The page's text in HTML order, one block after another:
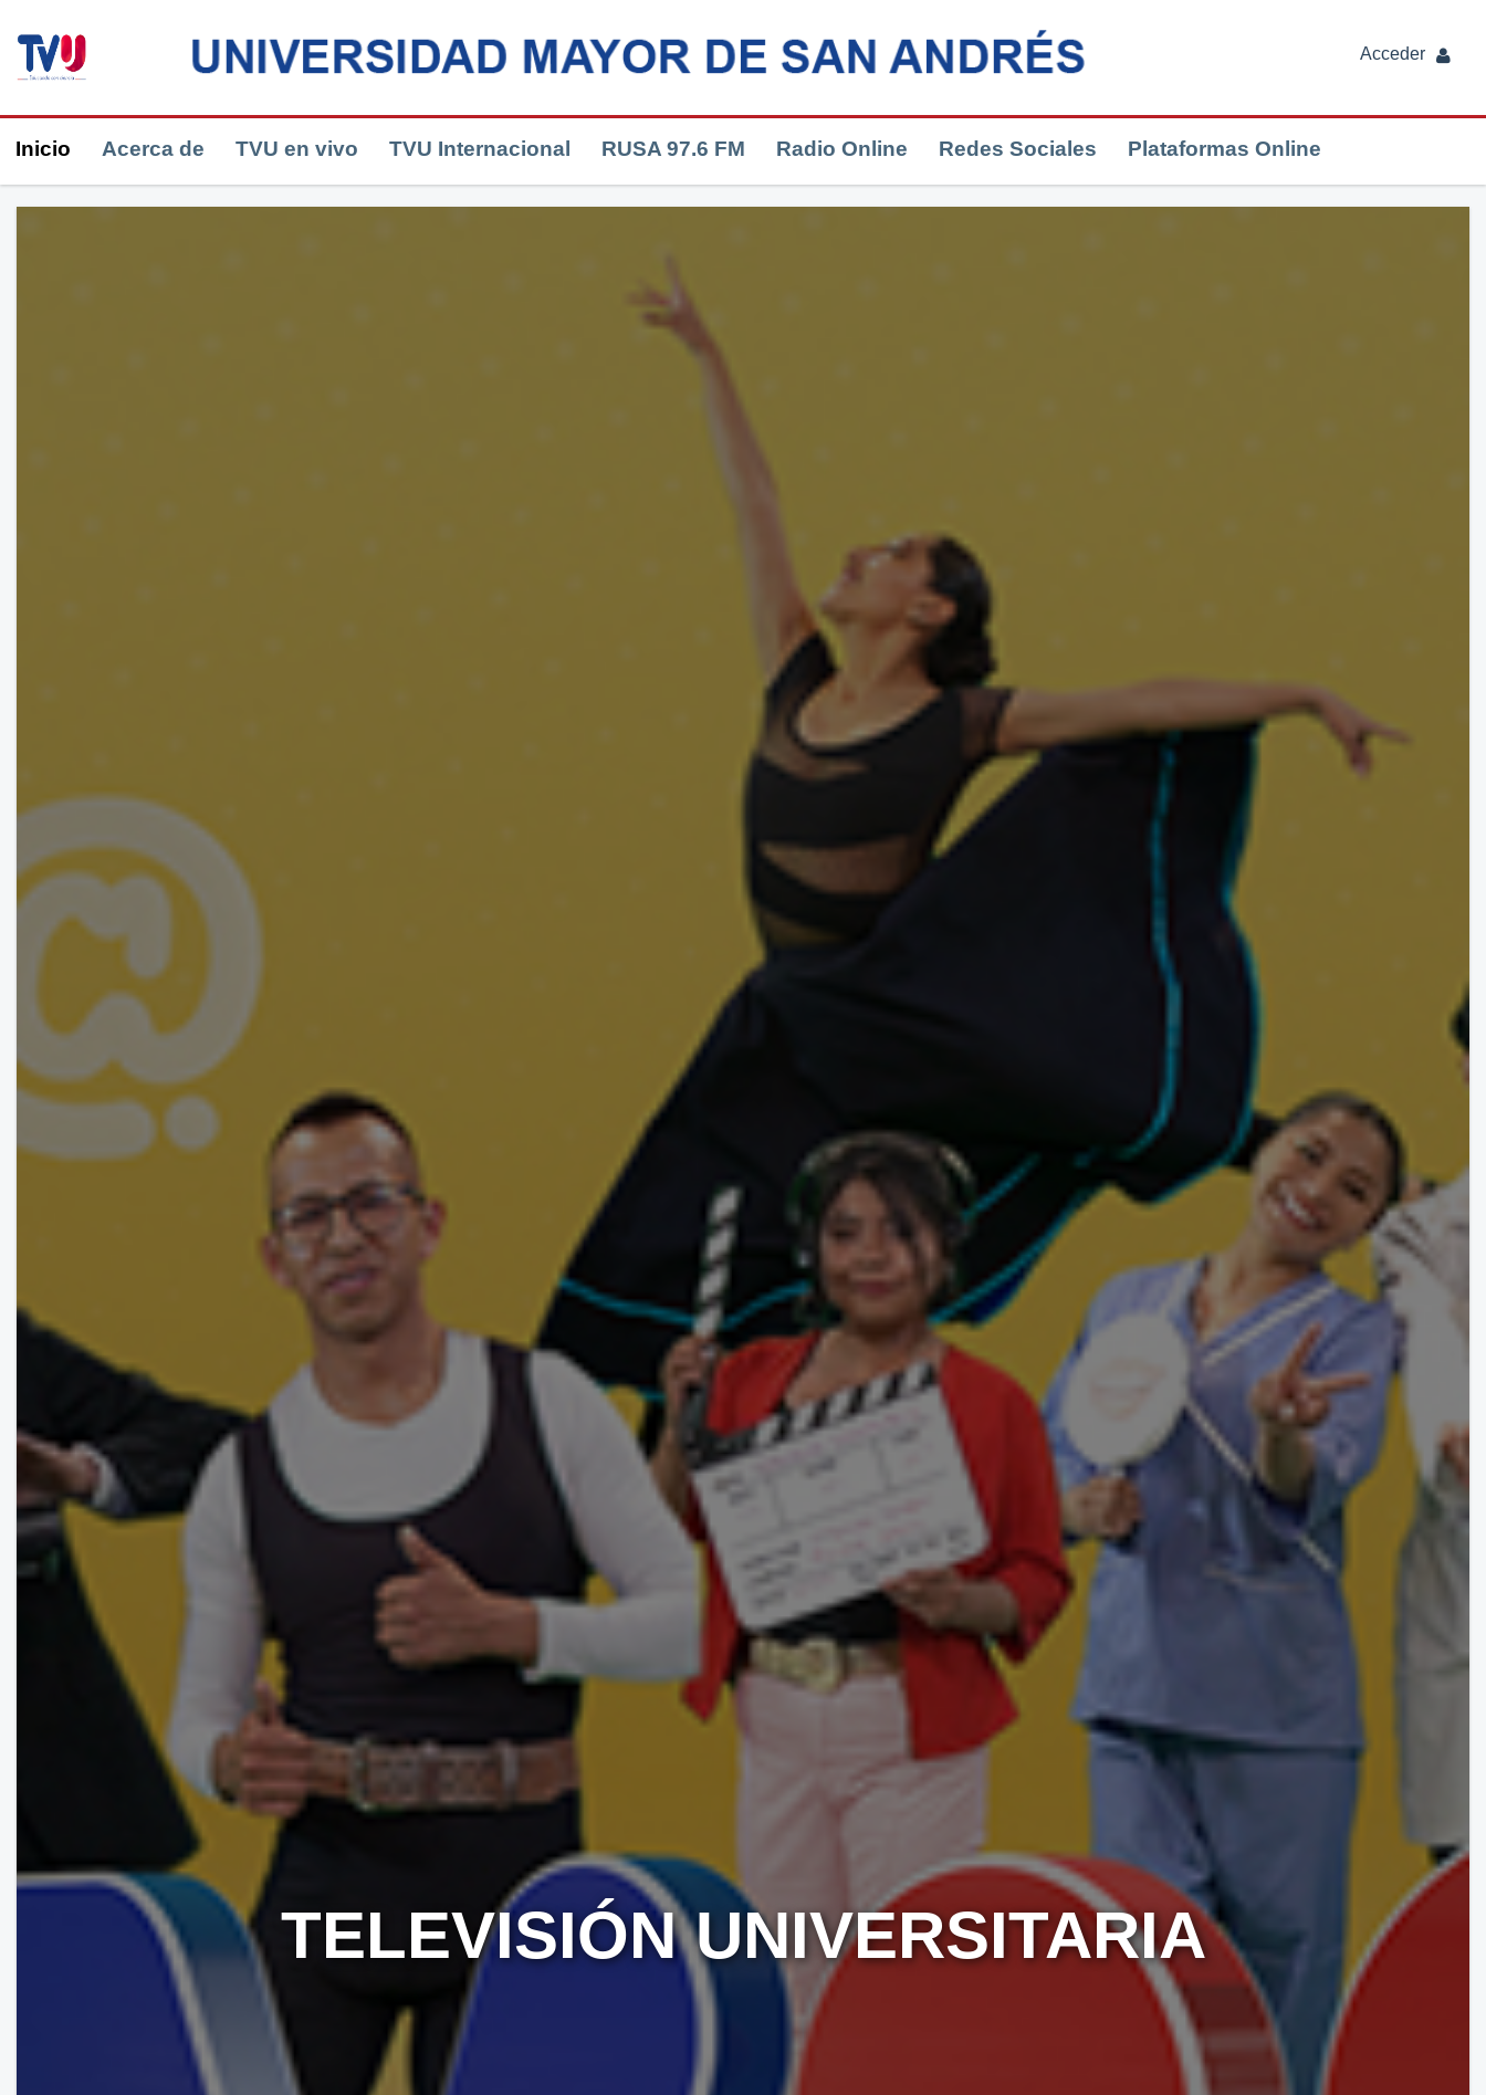
Acceder
Inicio Acerca de TVU en vivo TVU Internacional RUSA 97.6 FM Radio Online Redes Sociales Plataformas Online
TELEVISIÓN UNIVERSITARIA